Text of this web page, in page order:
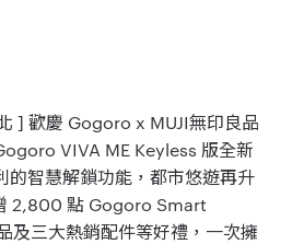
] 歡慶 Gogoro x MUJI無印良品
VIVA ME Keyless 版全新
的智慧解鎖功能，都市悠遊再升
2,800 點 Gogoro Smart
及三大熱銷配件等好禮，一次擁